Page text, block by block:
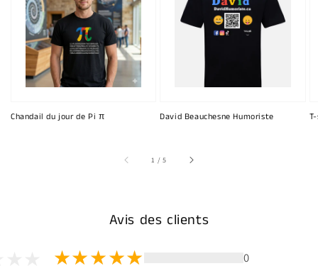
Chandail du jour de Pi π David Beauchesne Humoriste
1 /sur
5
Avis des clients
0